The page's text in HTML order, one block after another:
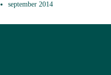
september 2014